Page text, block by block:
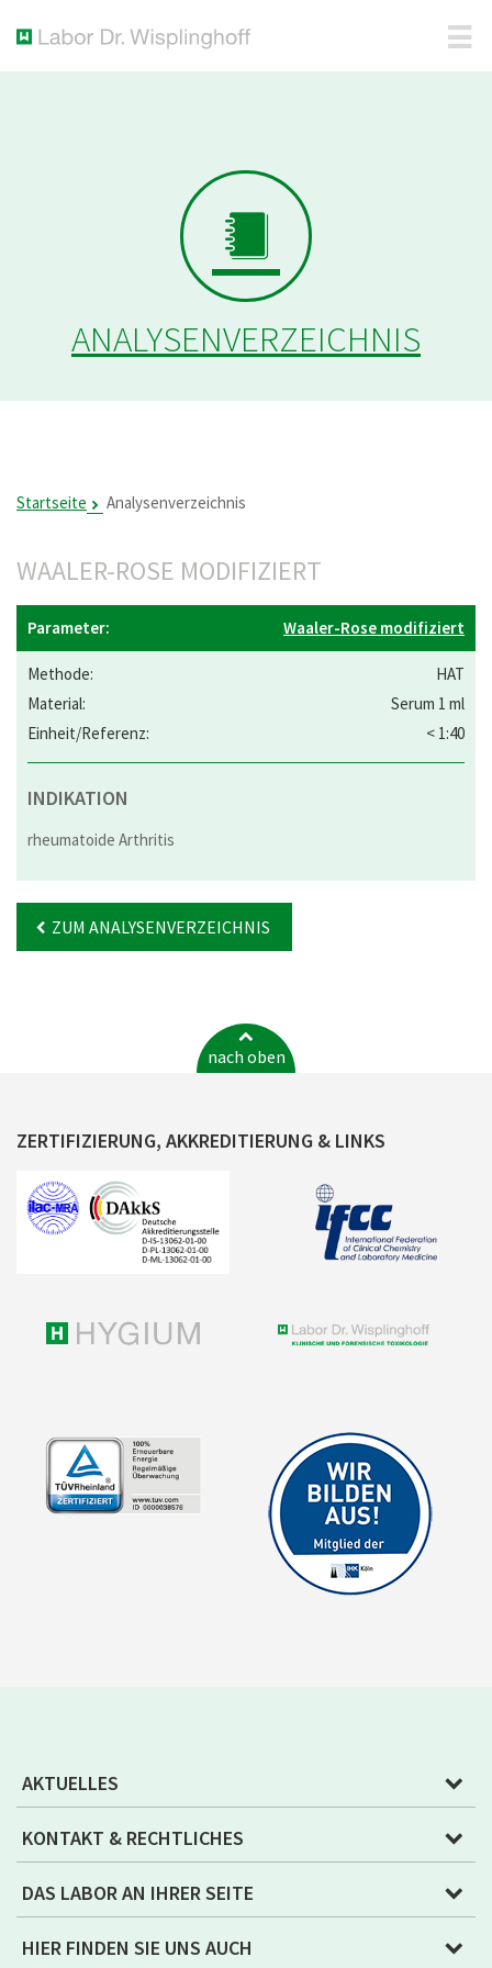
ANALYSENVERZEICHNIS
Startseite Analysenverzeichnis
WAALER-ROSE MODIFIZIERT
Waaler-Rose modifiziert
HAT
Serum 1 ml
< 1:40
INDIKATION
rheumatoide Arthritis
ZUM ANALYSENVERZEICHNIS
nach oben
ZERTIFIZIERUNG, AKKREDITIERUNG & LINKS
AKTUELLES
KONTAKT & RECHTLICHES
DAS LABOR AN IHRER SEITE
HIER FINDEN SIE UNS AUCH